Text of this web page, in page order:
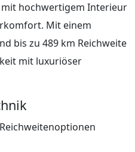
hochwertigem Interieur
Mit einem
bis zu 489 km Reichweite
mit luxuriöser